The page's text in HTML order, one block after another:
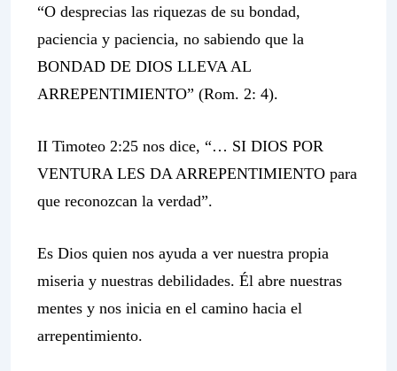
“O desprecias las riquezas de su bondad,
paciencia y paciencia, no sabiendo que la
BONDAD DE DIOS LLEVA AL
ARREPENTIMIENTO” (Rom. 2: 4).
II Timoteo 2:25 nos dice, “… SI DIOS POR
VENTURA LES DA ARREPENTIMIENTO para
que reconozcan la verdad”.
Es Dios quien nos ayuda a ver nuestra propia
miseria y nuestras debilidades. Él abre nuestras
mentes y nos inicia en el camino hacia el
arrepentimiento.